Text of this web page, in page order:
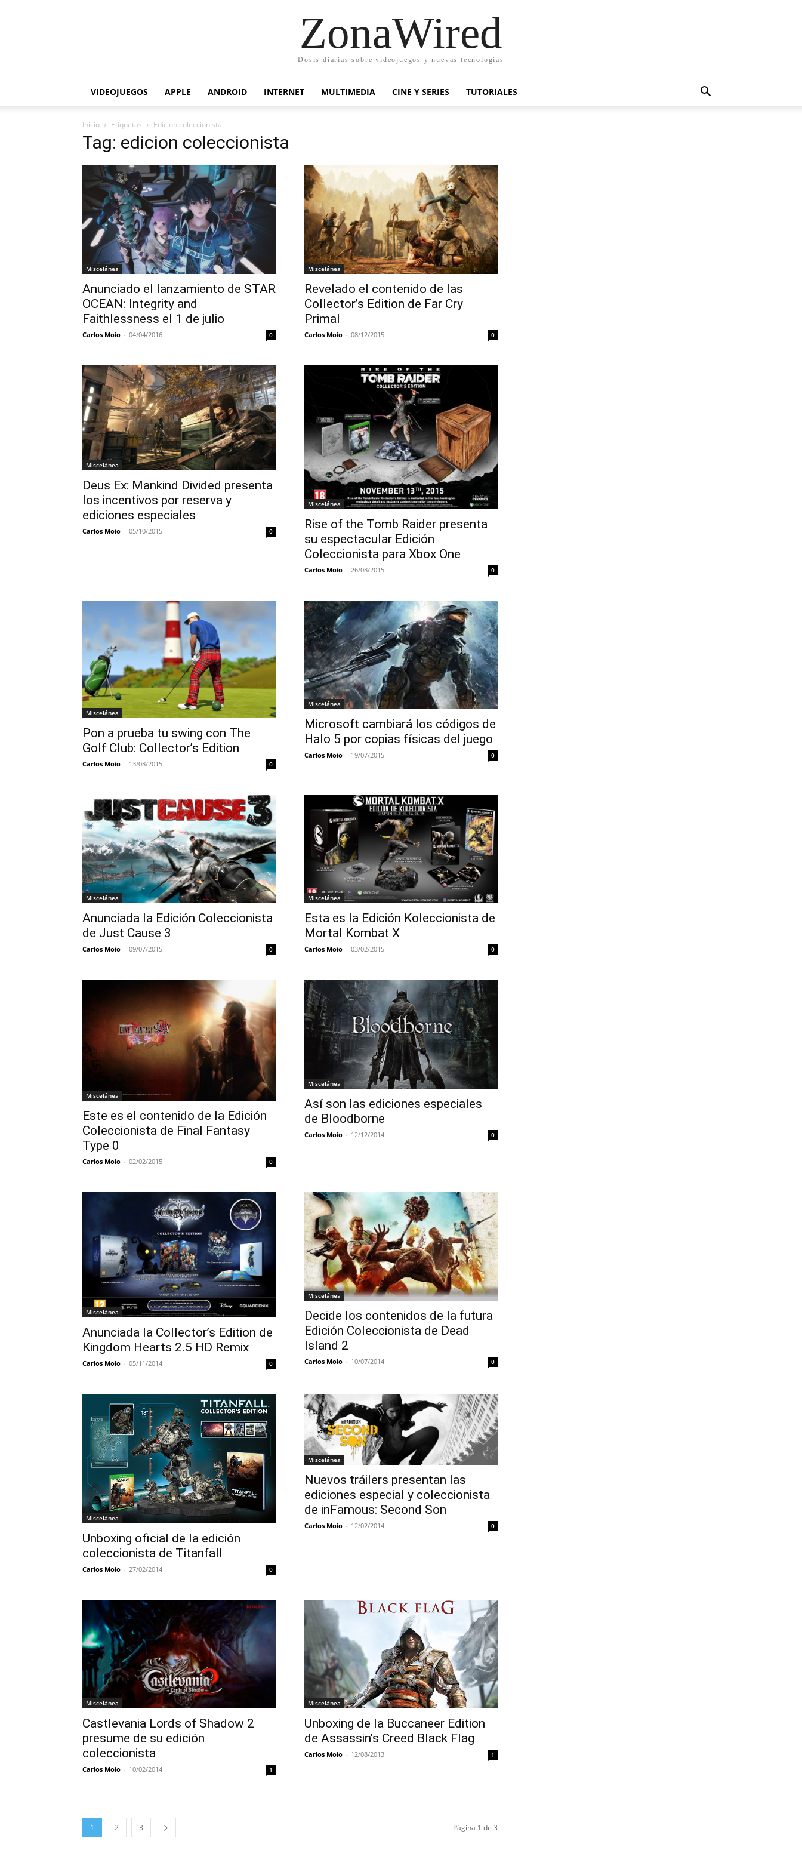
ZonaWired
Dosis diarias sobre videojuegos y nuevas tecnologías
VIDEOJUEGOS APPLE ANDROID INTERNET MULTIMEDIA CINE Y SERIES TUTORIALES
Inicio Etiquetas Edicion coleccionista
Tag: edicion coleccionista
Miscelánea
Anunciado el lanzamiento de STAR
OCEAN: Integrity and
Faithlessness el 1 de julio
Carlos Moio - 04/04/2016 0
Miscelánea
Revelado el contenido de las
Collector’s Edition de Far Cry
Primal
Carlos Moio - 08/12/2015 0
Miscelánea
Deus Ex: Mankind Divided presenta
los incentivos por reserva y
ediciones especiales
Carlos Moio - 05/10/2015 0
Miscelánea
Rise of the Tomb Raider presenta
su espectacular Edición
Coleccionista para Xbox One
Carlos Moio - 26/08/2015 0
Miscelánea
Pon a prueba tu swing con The
Golf Club: Collector’s Edition
Carlos Moio - 13/08/2015 0
Miscelánea
Microsoft cambiará los códigos de
Halo 5 por copias físicas del juego
Carlos Moio - 19/07/2015 0
Miscelánea
Anunciada la Edición Coleccionista
de Just Cause 3
Carlos Moio - 09/07/2015 0
Miscelánea
Esta es la Edición Koleccionista de
Mortal Kombat X
Carlos Moio - 03/02/2015 0
Miscelánea
Este es el contenido de la Edición
Coleccionista de Final Fantasy
Type 0
Carlos Moio - 02/02/2015 0
Miscelánea
Así son las ediciones especiales
de Bloodborne
Carlos Moio - 12/12/2014 0
Miscelánea
Anunciada la Collector’s Edition de
Kingdom Hearts 2.5 HD Remix
Carlos Moio - 05/11/2014 0
Miscelánea
Decide los contenidos de la futura
Edición Coleccionista de Dead
Island 2
Carlos Moio - 10/07/2014 0
Miscelánea
Unboxing oficial de la edición
coleccionista de Titanfall
Carlos Moio - 27/02/2014 0
Miscelánea
Nuevos tráilers presentan las
ediciones especial y coleccionista
de inFamous: Second Son
Carlos Moio - 12/02/2014 0
Miscelánea
Castlevania Lords of Shadow 2
presume de su edición
coleccionista
Carlos Moio - 10/02/2014 1
Miscelánea
Unboxing de la Buccaneer Edition
de Assassin’s Creed Black Flag
Carlos Moio - 12/08/2013 1
1 2 3 Página 1 de 3